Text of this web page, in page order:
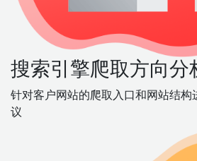
搜索引擎爬取方向分
针对客户网站的爬取入口和网站结构
议